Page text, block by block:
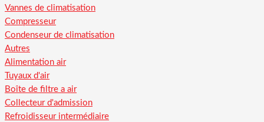
Vannes de climatisation
Compresseur
Condenseur de climatisation
Autres
Alimentation air
Tuyaux d'air
Boîte de filtre a air
Collecteur d'admission
Refroidisseur intermédiaire